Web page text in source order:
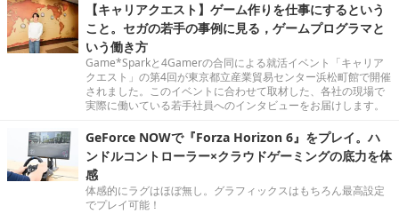
【キャリアクエスト】ゲーム作りを仕事にするという
こと。セガの若手の事例に見る，ゲームプログラマと
いう働き方
Game*Sparkと4Gamerの合同による就活イベント「キャリア
クエスト」の第4回が東京都立産業貿易センター浜松町館で開催
されました。このイベントに合わせて取材した、各社の現場で
実際に働いている若手社員へのインタビューをお届けします。
GeForce NOWで『Forza Horizon 6』をプレイ。ハ
ンドルコントローラー×クラウドゲーミングの底力を体
感
体感的にラグはほぼ無し。グラフィックスはもちろん最高設定
でプレイ可能！